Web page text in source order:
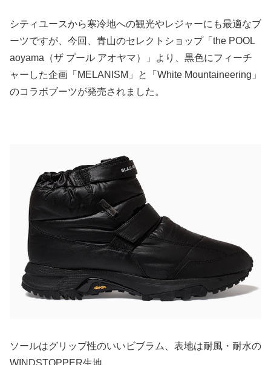
シティユースから寒冷地への観光やレジャーにも最適なブ
ーツですが、今回、青山のセレクトショップ「the POOL
aoyama（ザ プール アオヤマ）」より、黒色にフィーチ
ャーした企画「MELANISM」と「White Mountaineering」
のコラボブーツが発売されました。
ソールはグリップ性のいいビブラム、表地は耐風・耐水の